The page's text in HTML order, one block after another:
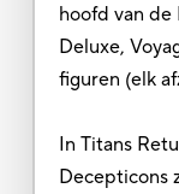
hoofd van
Deluxe,
figuren (elk
In Titans
Decepticons